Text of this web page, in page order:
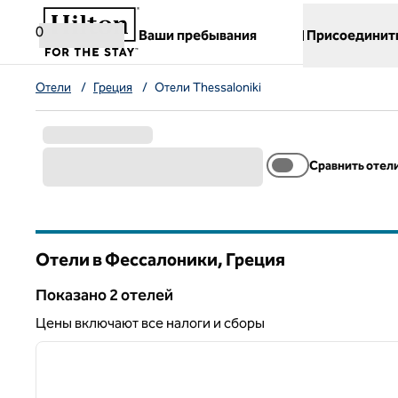
Перейти к содержанию
0
Ваши пребывания
,открывается новая вкладка
Отели / Греция / Отели Thessaloniki
Сравнить
Отели в Фессалоники, Греция
Показанo 2 отелей
Показанo 2 отелей
Цены включают все налоги и сборы
1 из 13